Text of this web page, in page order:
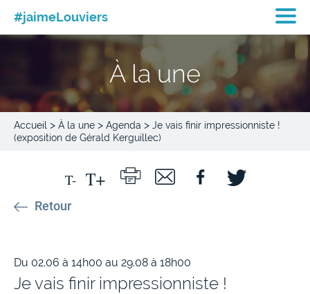
#jaimeLouviers
À la une
Accueil > À la une > Agenda > Je vais finir impressionniste !
(exposition de Gérald Kerguillec)
Retour
Du 02.06 à 14h00 au 29.08 à 18h00
Je vais finir impressionniste !